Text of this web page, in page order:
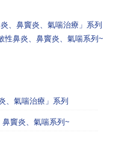
、鼻竇炎、氣喘治療」系列
性鼻炎、鼻竇炎、氣喘系列~
、氣喘治療」系列
鼻竇炎、氣喘系列~